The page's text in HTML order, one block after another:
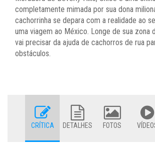
completamente mimada por sua dona
cachorrinha se depara com a realidade ao
uma viagem ao México. Longe de sua zona
vai precisar da ajuda de cachorros de rua
obstáculos.
CRÍTICA DETALHES FOTOS